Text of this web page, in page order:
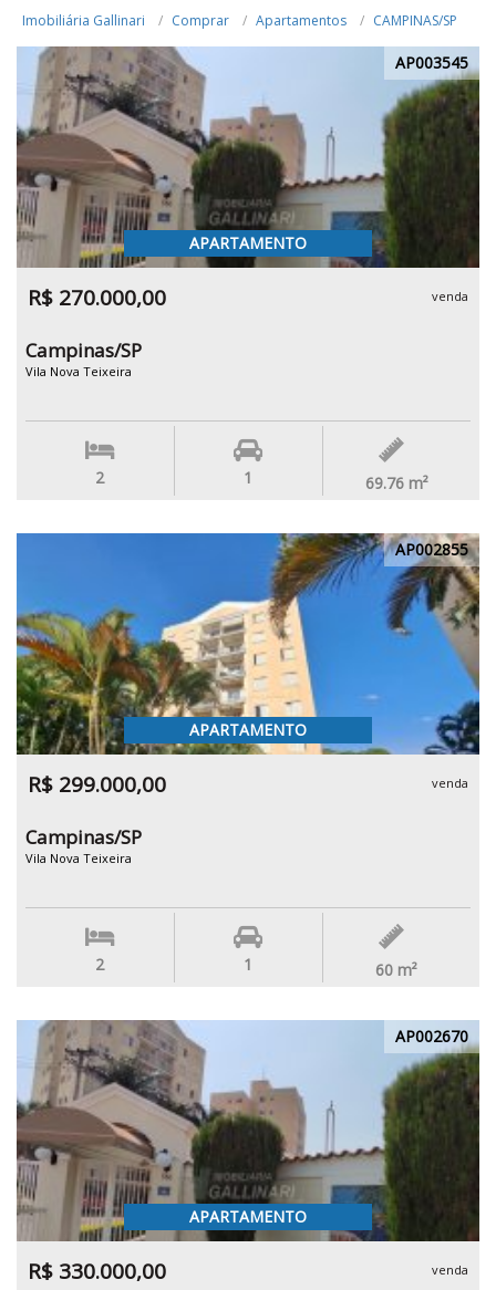
Imobiliária Gallinari Comprar Apartamentos CAMPINAS/SP
AP003545
APARTAMENTO
R$ 270.000,00 venda
Campinas/SP
Vila Nova Teixeira
2 1 69.76 m²
AP002855
APARTAMENTO
R$ 299.000,00 venda
Campinas/SP
Vila Nova Teixeira
2 1 60 m²
AP002670
APARTAMENTO
R$ 330.000,00 venda